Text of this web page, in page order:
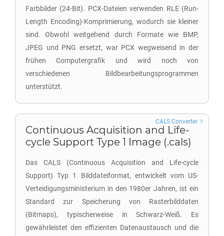
Farbbilder (24-Bit). PCX-Dateien verwenden RLE (Run-
Length Encoding)-Komprimierung, wodurch sie kleiner
sind. Obwohl weitgehend durch Formate wie BMP,
JPEG und PNG ersetzt, war PCX wegweisend in der
frühen Computergrafik und wird noch von
verschiedenen Bildbearbeitungsprogrammen
unterstützt.
Continuous Acquisition and Life-
cycle Support Type 1 Image (.cals)
Das CALS (Continuous Acquisition and Life-cycle
Support) Typ 1 Bilddateiformat, entwickelt vom US-
Verteidigungsministerium in den 1980er Jahren, ist ein
Standard zur Speicherung von Rasterbilddaten
(Bitmaps), typischerweise in Schwarz-Weiß. Es
gewährleistet den effizienten Datenaustausch und die
CALS Converter